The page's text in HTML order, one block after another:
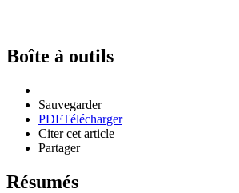
Boîte à outils
Sauvegarder
PDFTélécharger
Citer cet article
Partager
Résumés